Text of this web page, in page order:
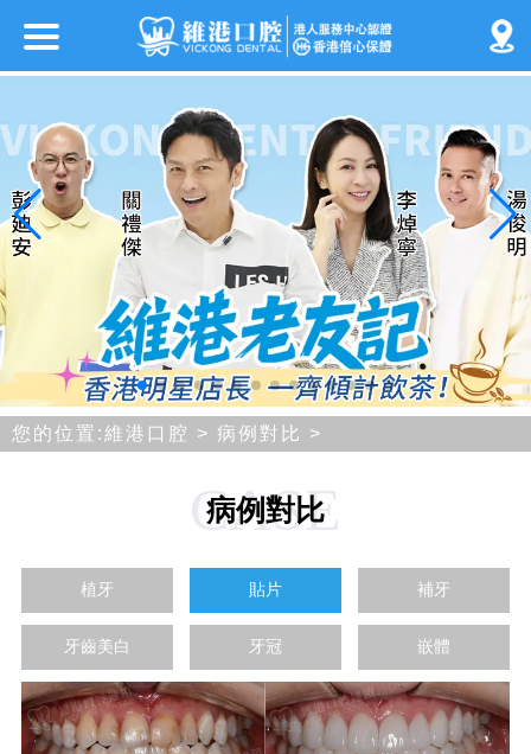
您的位置:維港口腔 > 病例對比 >
病例對比
CASE
植牙 貼片 補牙
牙齒美白 牙冠 嵌體